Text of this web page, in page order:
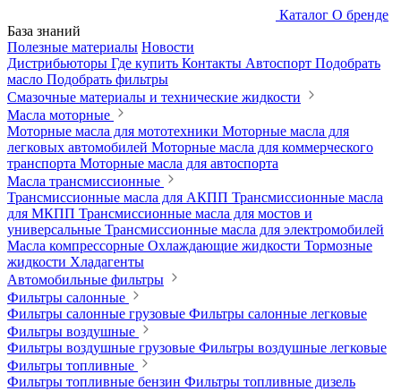
Каталог О бренде
База знаний
Полезные материалы Новости
Дистрибьюторы Где купить Контакты Автоспорт Подобрать
масло Подобрать фильтры
Смазочные материалы и технические жидкости
Масла моторные
Моторные масла для мототехники Моторные масла для
легковых автомобилей Моторные масла для коммерческого
транспорта Моторные масла для автоспорта
Масла трансмиссионные
Трансмиссионные масла для АКПП Трансмиссионные масла
для МКПП Трансмиссионные масла для мостов и
универсальные Трансмиссионные масла для электромобилей
Масла компрессорные Охлаждающие жидкости Тормозные
жидкости Хладагенты
Автомобильные фильтры
Фильтры салонные
Фильтры салонные грузовые Фильтры салонные легковые
Фильтры воздушные
Фильтры воздушные грузовые Фильтры воздушные легковые
Фильтры топливные
Фильтры топливные бензин Фильтры топливные дизель